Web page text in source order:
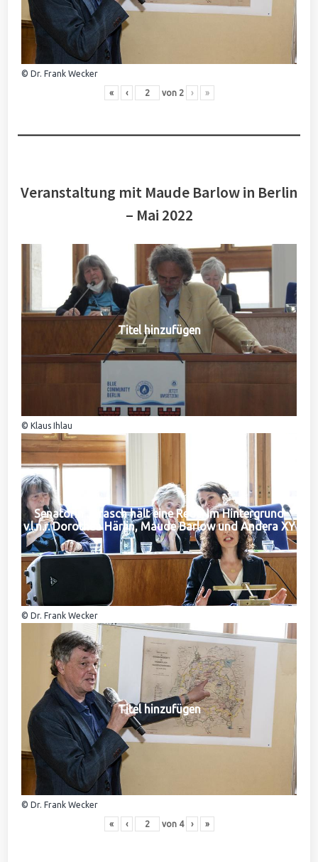
© Dr. Frank Wecker
« ‹ von 2 › »
Veranstaltung mit Maude Barlow in Berlin
– Mai 2022
Titel hinzufügen
© Klaus Ihlau
Senatorin Jarasch hält eine Rede. Im Hintergrund
v.l.n.r. Dorothea Härlin, Maude Barlow und Andera XY
© Dr. Frank Wecker
Titel hinzufügen
© Dr. Frank Wecker
« ‹ von 4 › »